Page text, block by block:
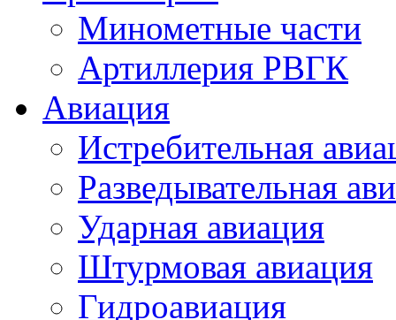
Минометные части
Артиллерия РВГК
Авиация
Истребительная
Разведывательная
Ударная авиация
Штурмовая авиация
Гидроавиация